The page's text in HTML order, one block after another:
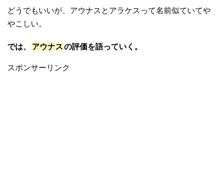
どうでもいいが、アウナスとアラケスって名前似ていてや
やこしい。
では、 アウナスの評価を語っていく。
スポンサーリンク